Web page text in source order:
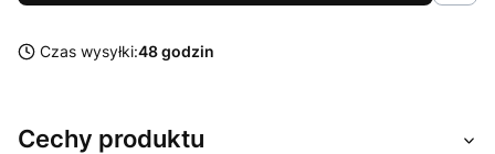
Czas wysyłki:48 godzin
Cechy produktu